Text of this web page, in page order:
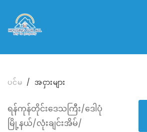
ပင်မ အငှားများ
ရန်ကုန်တိုင်းဒေသကြီး/ဒေါပုံ
မြို့နယ်/လုံးချင်းအိမ်/